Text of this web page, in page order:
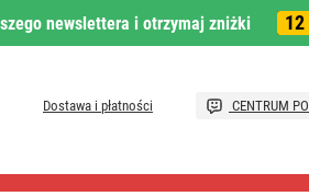
newslettera i otrzymaj zniżki 12
Dostawa i płatności CENTRUM